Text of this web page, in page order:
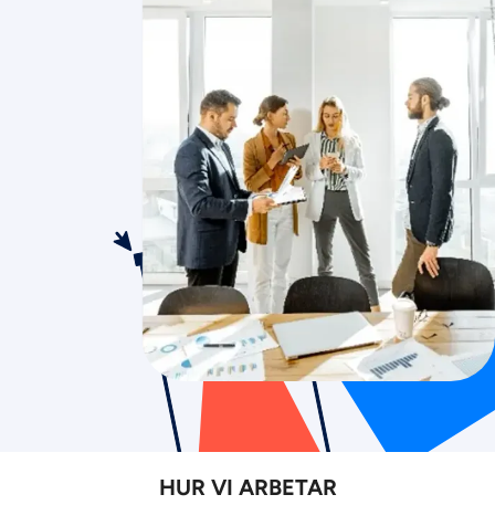
HUR VI ARBETAR